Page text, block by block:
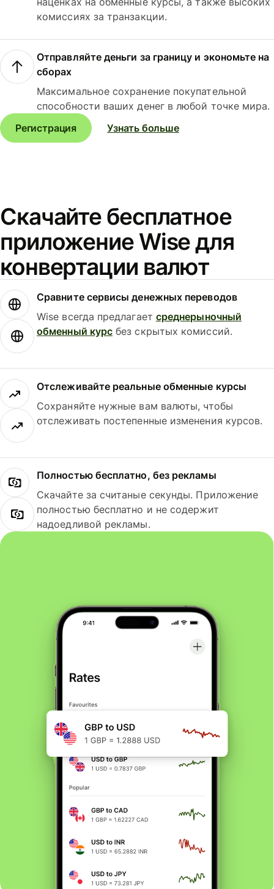
комиссиях за транзакции.
Отправляйте деньги за границу и экономьте на
сборах
Максимальное сохранение покупательной
способности ваших денег в любой точке мира.
Регистрация
Узнать больше
Скачайте бесплатное
приложение Wise для
конвертации валют
Сравните сервисы денежных переводов
Wise всегда предлагает среднерыночный
обменный курс без скрытых комиссий.
Отслеживайте реальные обменные курсы
Сохраняйте нужные вам валюты, чтобы
отслеживать постепенные изменения курсов.
Полностью бесплатно, без рекламы
Скачайте за считаные секунды. Приложение
полностью бесплатно и не содержит
надоедливой рекламы.